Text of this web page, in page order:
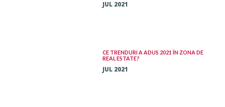
JUL 2021
CE TRENDURI A ADUS 2021 ÎN ZONA DE
REAL ESTATE?
JUL 2021